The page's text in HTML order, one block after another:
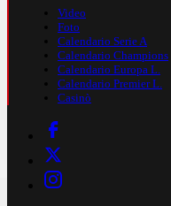
Video
Foto
Calendario Serie A
Calendario Champions
Calendario Europa L.
Calendario Premier L.
Casinò